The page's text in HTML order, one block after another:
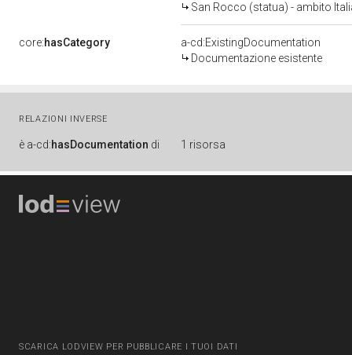
San Rocco (statua) - ambito
core:hasCategory
a-cd:ExistingDocumentation
Documentazione esistente
RELAZIONI INVERSE
è a-cd:hasDocumentation di 1 risorsa
SCARICA LODVIEW PER PUBBLICARE I TUOI DATI